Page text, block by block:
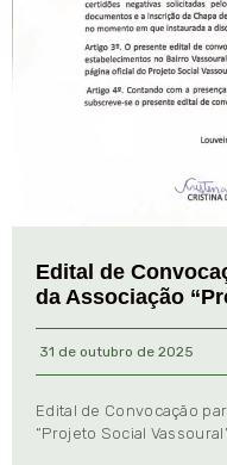
Edital de
da Associação
31 de outubro de 2025
Edital de Convocação
“Projeto Social